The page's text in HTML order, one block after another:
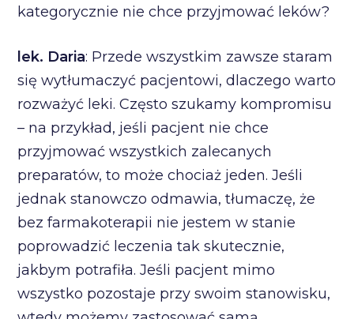
kategorycznie nie chce przyjmować leków?
lek. Daria: Przede wszystkim zawsze staram
się wytłumaczyć pacjentowi, dlaczego warto
rozważyć leki. Często szukamy kompromisu
– na przykład, jeśli pacjent nie chce
przyjmować wszystkich zalecanych
preparatów, to może chociaż jeden. Jeśli
jednak stanowczo odmawia, tłumaczę, że
bez farmakoterapii nie jestem w stanie
poprowadzić leczenia tak skutecznie,
jakbym potrafiła. Jeśli pacjent mimo
wszystko pozostaje przy swoim stanowisku,